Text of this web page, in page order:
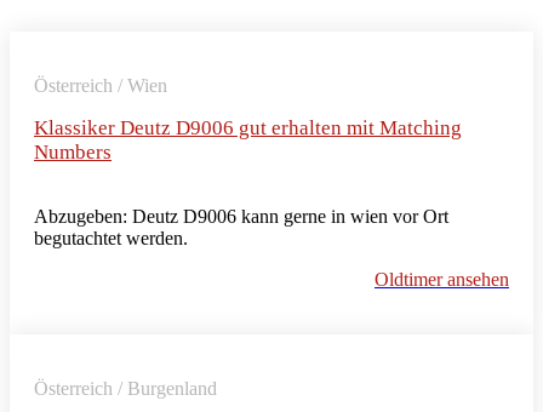
Österreich / Wien
Klassiker Deutz D9006 gut erhalten mit Matching
Numbers
Abzugeben: Deutz D9006 kann gerne in wien vor Ort
begutachtet werden.
Oldtimer ansehen
Österreich / Burgenland